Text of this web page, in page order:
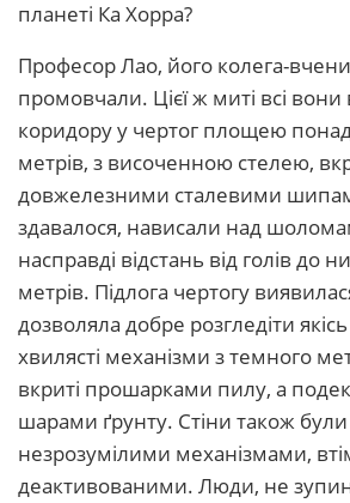
планеті Ка Хорра?
Професор Лао, його колега-
промовчали. Цієї ж миті всі
коридору у чертог площею
метрів, з височенною стелею,
довжелезними сталевими
здавалося, нависали над
насправді відстань від голів до
метрів. Підлога чертогу
дозволяла добре розгледіти якісь
хвилясті механізми з темного
вкриті прошарками пилу, а
шарами ґрунту. Стіни також
незрозумілими механізмами,
деактивованими. Люди, не